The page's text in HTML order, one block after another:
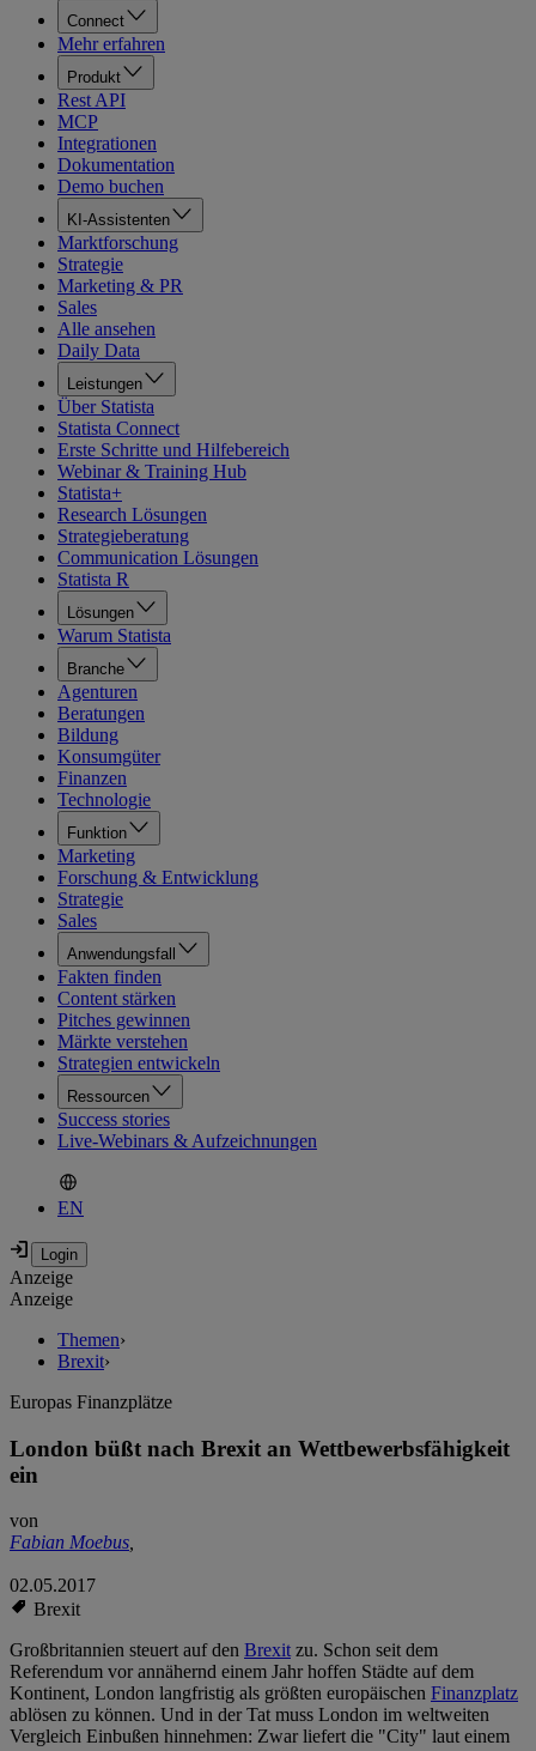
Connect
Mehr erfahren
Produkt
Rest API
MCP
Integrationen
Dokumentation
Demo buchen
KI-Assistenten
Marktforschung
Strategie
Marketing & PR
Sales
Alle ansehen
Daily Data
Leistungen
Über Statista
Statista Connect
Erste Schritte und Hilfebereich
Webinar & Training Hub
Statista+
Research Lösungen
Strategieberatung
Communication Lösungen
Statista R
Lösungen
Warum Statista
Branche
Agenturen
Beratungen
Bildung
Konsumgüter
Finanzen
Technologie
Funktion
Marketing
Forschung & Entwicklung
Strategie
Sales
Anwendungsfall
Fakten finden
Content stärken
Pitches gewinnen
Märkte verstehen
Strategien entwickeln
Ressourcen
Success stories
Live-Webinars & Aufzeichnungen
EN
Anzeige
Anzeige
Themen›
Brexit›
Europas Finanzplätze
London büßt nach Brexit an Wettbewerbsfähigkeit
ein
von
Fabian Moebus,
02.05.2017
Brexit
Großbritannien steuert auf den Brexitzu. Schon seit dem
Referendum vor annähernd einem Jahr hoffen Städte auf dem
Kontinent, London langfristig als größten europäischen Finanzplatz
ablösen zu können. Und in der Tat muss London im weltweiten
Vergleich Einbußen hinnehmen: Zwar liefert die "City" laut einem